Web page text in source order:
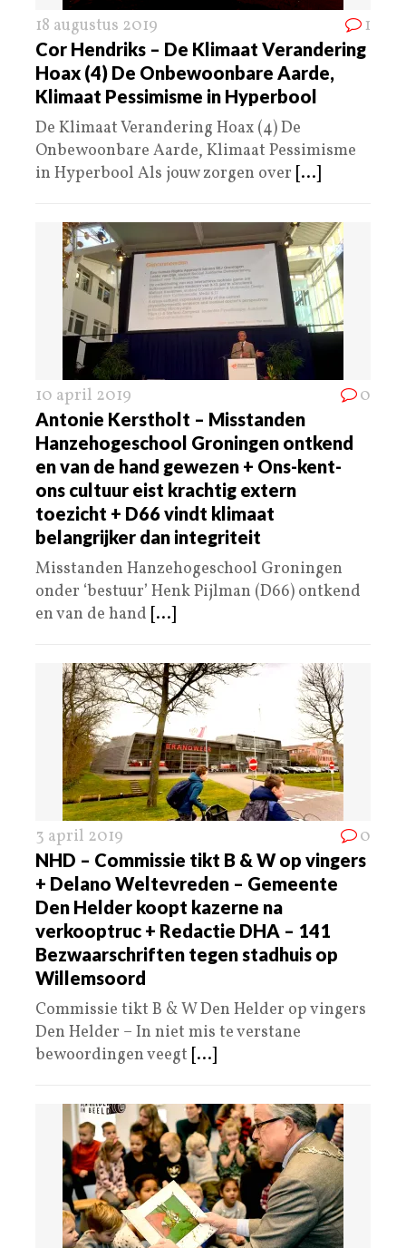
18 augustus 2019 1
Cor Hendriks – De Klimaat Verandering
Hoax (4) De Onbewoonbare Aarde,
Klimaat Pessimisme in Hyperbool
De Klimaat Verandering Hoax (4) De
Onbewoonbare Aarde, Klimaat Pessimisme
in Hyperbool Als jouw zorgen over [...]
10 april 2019 0
Antonie Kerstholt – Misstanden
Hanzehogeschool Groningen ontkend
en van de hand gewezen + Ons-kent-
ons cultuur eist krachtig extern
toezicht + D66 vindt klimaat
belangrijker dan integriteit
Misstanden Hanzehogeschool Groningen
onder ‘bestuur’ Henk Pijlman (D66) ontkend
en van de hand [...]
3 april 2019 0
NHD – Commissie tikt B & W op vingers
+ Delano Weltevreden – Gemeente
Den Helder koopt kazerne na
verkooptruc + Redactie DHA – 141
Bezwaarschriften tegen stadhuis op
Willemsoord
Commissie tikt B & W Den Helder op vingers
Den Helder – In niet mis te verstane
bewoordingen veegt [...]